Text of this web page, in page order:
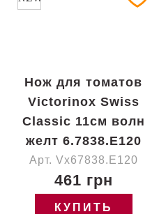
Нож для томатов
Victorinox Swiss
Classic 11см волн
желт 6.7838.E120
Арт. Vx67838.E120
461 грн
КУПИТЬ